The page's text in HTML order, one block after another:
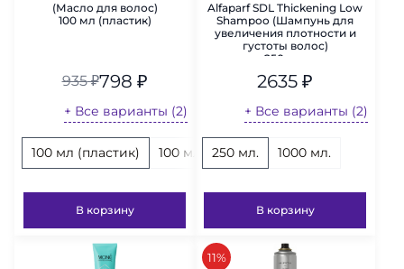
(Масло для волос)
100 мл (пластик)
935₽798 ₽
+ Все варианты (2)
100 мл (пластик) 100 мл (стекло)
В корзину
Alfaparf SDL Thickening Low
Shampoo (Шампунь для
увеличения плотности и
густоты волос)
250 мл.
2635 ₽
+ Все варианты (2)
250 мл. 1000 мл.
В корзину
скидка
11%